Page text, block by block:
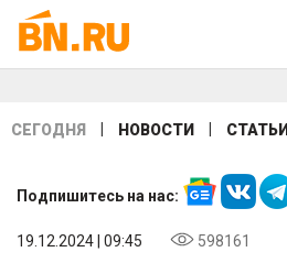
СЕГОДНЯ НОВОСТИ СТАТЬИ
Подпишитесь на нас:
19.12.2024 | 09:45 598161